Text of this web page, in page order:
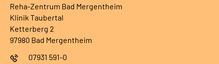
Reha-Zentrum Bad Mergentheim
Klinik Taubertal
Ketterberg 2
97980 Bad Mergentheim
07931 591-0